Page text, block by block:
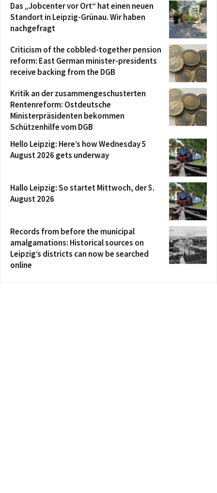
Das „Jobcenter vor Ort“ hat einen neuen
Standort in Leipzig-Grünau. Wir haben
nachgefragt
Criticism of the cobbled-together pension
reform: East German minister-presidents
receive backing from the DGB
Kritik an der zusammengeschusterten
Rentenreform: Ostdeutsche
Ministerpräsidenten bekommen
Schützenhilfe vom DGB
Hello Leipzig: Here’s how Wednesday 5
August 2026 gets underway
Hallo Leipzig: So startet Mittwoch, der 5.
August 2026
Records from before the municipal
amalgamations: Historical sources on
Leipzig’s districts can now be searched
online